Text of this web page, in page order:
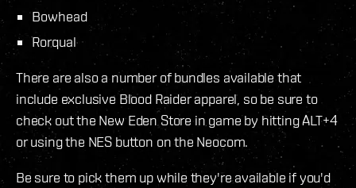
Bowhead
Rorqual
There are also a number of bundles available that
include exclusive Blood Raider apparel, so be sure to
check out the New Eden Store in game by hitting ALT+4
or using the NES button on the Neocom.
Be sure to pick them up while they're available if you'd